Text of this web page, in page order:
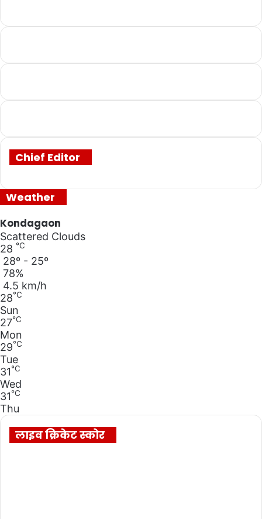
Chief Editor
Weather
Kondagaon
Scattered Clouds
28 ℃
28º - 25º
78%
4.5 km/h
28℃
Sun
27℃
Mon
29℃
Tue
31℃
Wed
31℃
Thu
लाइव क्रिकेट स्कोर